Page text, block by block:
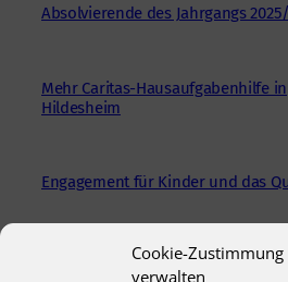
Cookie-Zustimmung
verwalten
Absolvierende des Jahrgangs
Mehr Caritas-Hausaufgabenhilfe in
Hildesheim
Engagement für Kinder und das
Briefe, die Freude schenken –
„Zusammen geht was“